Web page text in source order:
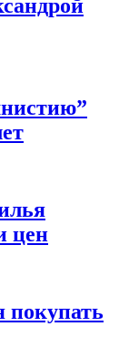
цен
покупать